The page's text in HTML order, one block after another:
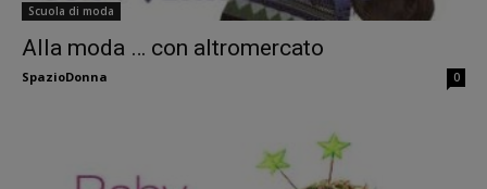
Scuola di moda
Alla moda … con altromercato
SpazioDonna 0